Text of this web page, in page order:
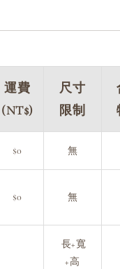
運費
(NT$)
尺寸
限制
$0 無
$0 無
長+寬
+高